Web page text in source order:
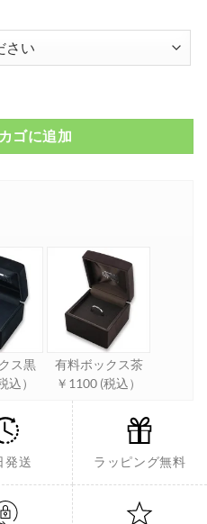
ゴに追加
ス黒
込）
有料ボックス茶
￥1100 (税込）
発送 ラッピング無料